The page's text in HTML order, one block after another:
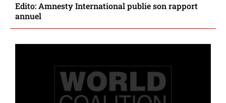
Edito: Amnesty International publie son rapport
annuel